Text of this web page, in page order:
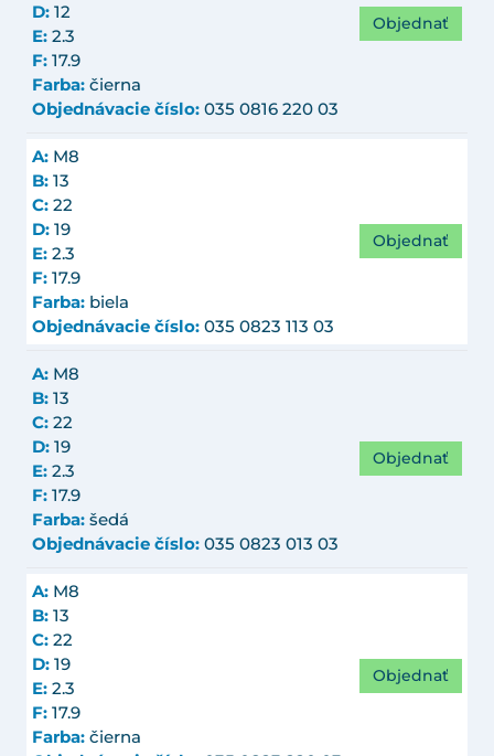
D: 12
E: 2.3
F: 17.9
Farba: čierna
Objednávacie číslo: 035 0816 220 03
Objednať
A: M8
B: 13
C: 22
D: 19
E: 2.3
F: 17.9
Farba: biela
Objednávacie číslo: 035 0823 113 03
Objednať
A: M8
B: 13
C: 22
D: 19
E: 2.3
F: 17.9
Farba: šedá
Objednávacie číslo: 035 0823 013 03
Objednať
A: M8
B: 13
C: 22
D: 19
E: 2.3
F: 17.9
Farba: čierna
Objednať